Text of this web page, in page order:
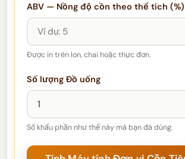
ABV — Nồng độ cồn theo thể tích (%)
Được in trên lon, chai hoặc thực đơn.
Số lượng Đồ uống
Số khẩu phần như thế này mà bạn đã dùng.